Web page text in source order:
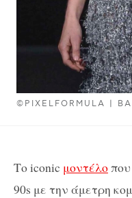
©PIXELFORMULA |
Το iconic μοντέλο
90s με την άμετρη